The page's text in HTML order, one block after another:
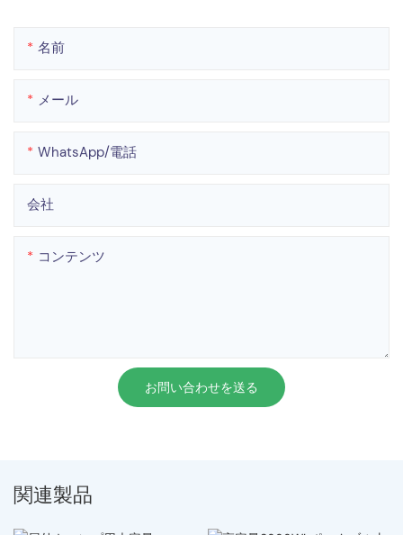
名前
メール
WhatsApp/電話
会社
コンテンツ
お問い合わせを送る
関連製品